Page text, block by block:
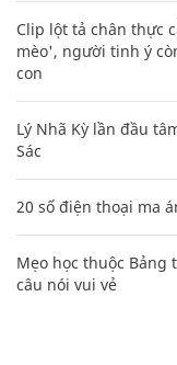
Clip lột tả chân thực
mèo', người tinh ý
con
Lý Nhã Kỳ lần đầu
Sác
20 số điện thoại ma
Mẹo học thuộc Bảng
câu nói vui vẻ